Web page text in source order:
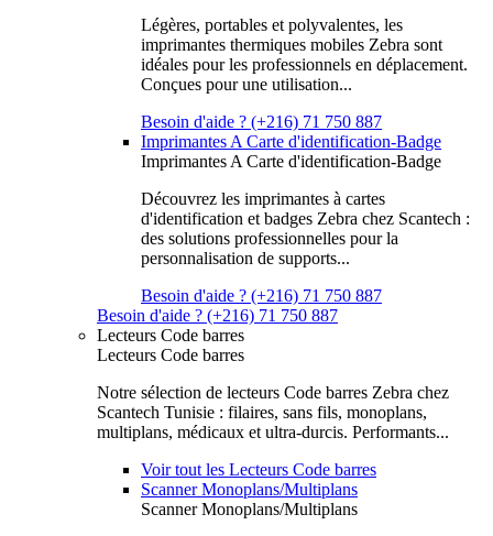
Légères, portables et polyvalentes, les
imprimantes thermiques mobiles Zebra sont
idéales pour les professionnels en déplacement.
Conçues pour une utilisation...
Besoin d'aide ? (+216) 71 750 887
Imprimantes A Carte d'identification-Badge
Imprimantes A Carte d'identification-Badge
Découvrez les imprimantes à cartes
d'identification et badges Zebra chez Scantech :
des solutions professionnelles pour la
personnalisation de supports...
Besoin d'aide ? (+216) 71 750 887
Besoin d'aide ? (+216) 71 750 887
Lecteurs Code barres
Lecteurs Code barres
Notre sélection de lecteurs Code barres Zebra chez
Scantech Tunisie : filaires, sans fils, monoplans,
multiplans, médicaux et ultra-durcis. Performants...
Voir tout les Lecteurs Code barres
Scanner Monoplans/Multiplans
Scanner Monoplans/Multiplans